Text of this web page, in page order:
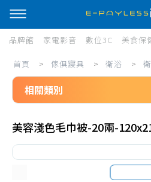
熱門搜尋
風扇
除濕機
衛生紙
品牌館 家電影音 數位3C 美食保
傢
俱
寢
具/
衛
浴/
首頁 > 傢俱寢具 > 衛浴 >
相關類別
衛浴
美容淺色毛巾被-20兩-